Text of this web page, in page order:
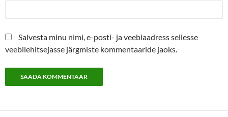
Salvesta minu nimi, e-posti- ja veebiaadress sellesse
veebilehitsejasse järgmiste kommentaaride jaoks.